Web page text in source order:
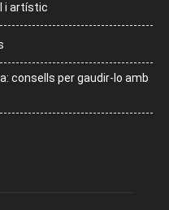
i artístic
consells per gaudir-lo amb